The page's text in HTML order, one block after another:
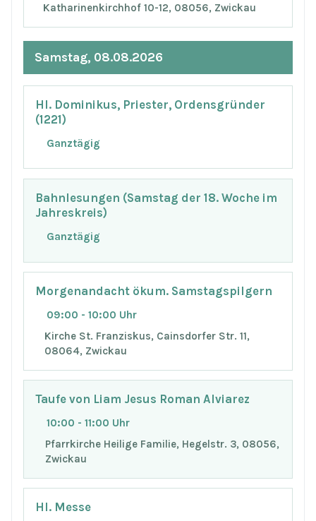
Katharinenkirchhof 10-12, 08056, Zwickau
Samstag, 08.08.2026
Hl. Dominikus, Priester, Ordensgründer
(1221)
Ganztägig
Bahnlesungen (Samstag der 18. Woche im
Jahreskreis)
Ganztägig
Morgenandacht ökum. Samstagspilgern
09:00 - 10:00 Uhr
Kirche St. Franziskus, Cainsdorfer Str. 11,
08064, Zwickau
Taufe von Liam Jesus Roman Alviarez
10:00 - 11:00 Uhr
Pfarrkirche Heilige Familie, Hegelstr. 3, 08056,
Zwickau
Hl. Messe